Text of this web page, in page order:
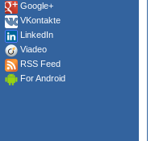
Google+
VKontakte
LinkedIn
Viadeo
RSS Feed
For Android